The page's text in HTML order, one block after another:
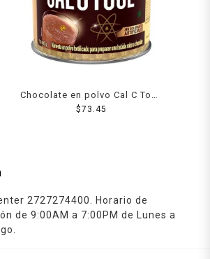
Chocolate en polvo Cal C Tose
fortificado 400 g
$73.45
2727274400. Horario de
de 9:00AM a 7:00PM de Lunes a